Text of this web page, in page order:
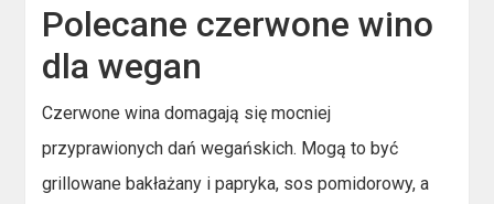
Polecane czerwone wino
dla wegan
Czerwone wina domagają się mocniej
przyprawionych dań wegańskich. Mogą to być
grillowane bakłażany i papryka, sos pomidorowy, a